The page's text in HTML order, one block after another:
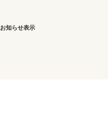
お知らせ表示